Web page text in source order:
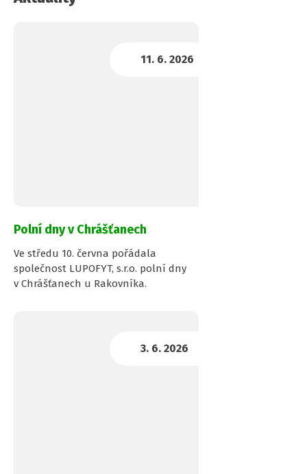
Polní dny v Chrášťanech
Ve středu 10. června pořádala
společnost LUPOFYT, s.r.o. polní dny
v Chrášťanech u Rakovníka.